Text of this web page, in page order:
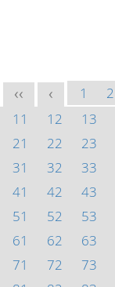
<< < 1 2
11
12 13
21
22 23
31
32 33
41
42 43
51
52 53
61
62 63
71
72 73